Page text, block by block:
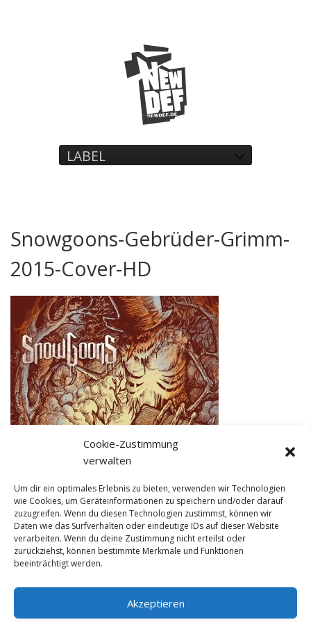
Cookie-Zustimmung
verwalten
Um dir ein optimales Erlebnis zu bieten, verwenden wir Technologien
wie Cookies, um Geräteinformationen zu speichern und/oder darauf
zuzugreifen. Wenn du diesen Technologien zustimmst, können wir
Daten wie das Surfverhalten oder eindeutige IDs auf dieser Website
verarbeiten. Wenn du deine Zustimmung nicht erteilst oder
zurückziehst, können bestimmte Merkmale und Funktionen
beeinträchtigt werden.
Akzeptieren
LABEL
Snowgoons-Gebrüder-Grimm-
2015-Cover-HD
15 Dezember 2015 in
© NewDEF 2026